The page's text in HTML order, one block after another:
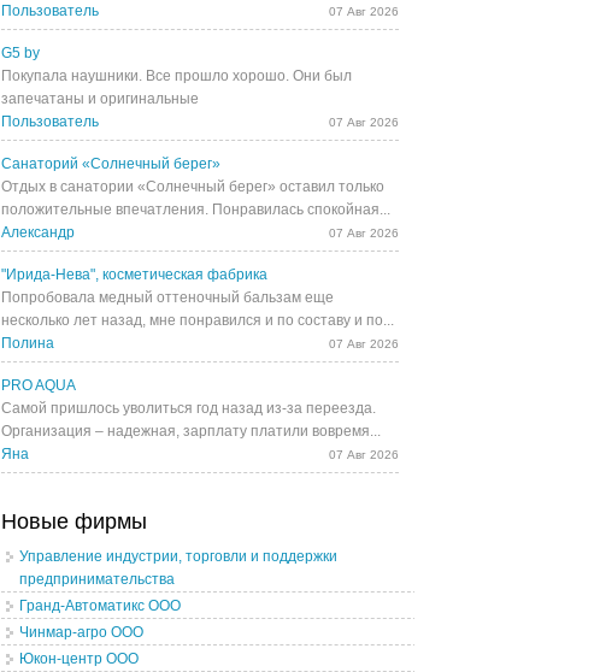
Пользователь
07 Авг 2026
G5 by
Покупала наушники. Все прошло хорошо. Они был
запечатаны и оригинальные
Пользователь
07 Авг 2026
Санаторий «Солнечный берег»
Отдых в санатории «Солнечный берег» оставил только
положительные впечатления. Понравилась спокойная...
Александр
07 Авг 2026
"Ирида-Нева", косметическая фабрика
Попробовала медный оттеночный бальзам еще
несколько лет назад, мне понравился и по составу и по...
Полина
07 Авг 2026
PRO AQUA
Самой пришлось уволиться год назад из-за переезда.
Организация – надежная, зарплату платили вовремя...
Яна
07 Авг 2026
Новые фирмы
Управление индустрии, торговли и поддержки
предпринимательства
Гранд-Автоматикс ООО
Чинмар-агро ООО
Юкон-центр ООО